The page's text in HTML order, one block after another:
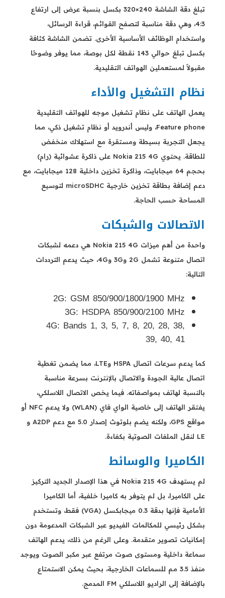
تبلغ دقة الشاشة 240×320 بكسل بنسبة عرض إلى ارتفاع
4:3، وهي دقة مناسبة لتصفح القوائم، قراءة الرسائل،
واستخدام الوظائف الأساسية الأخرى. تضمن الشاشة كثافة
بكسل تبلغ حوالي 143 نقطة لكل بوصة، مما يوفر وضوحًا
مقبولاً لمستعملين الهواتف التقليدية.
نظام التشغيل والأداء
يعمل الهاتف على نظام تشغيل موجه للهواتف التقليدية
Feature phone، وليس أندرويد أو نظام تشغيل ذكي، مما
يجعل التجربة بسيطة ومستقرة مع استهلاك منخفض
للطاقة. يحتوي Nokia 215 4G على ذاكرة عشوائية (رام)
بحجم 64 ميجابايت، وذاكرة تخزين داخلية 128 ميجابايت، مع
دعم إضافة بطاقة تخزين خارجية microSDHC لتوسيع
المساحة حسب الحاجة.
الاتصالات والشبكات
واحدة من أهم ميزات Nokia 215 4G هي دعمه لشبكات
اتصال متنوعة تشمل 2G و3G و4G، حيث يدعم الترددات
التالية:
2G: GSM 850/900/1800/1900 MHz
3G: HSDPA 850/900/2100 MHz
4G: Bands 1, 3, 5, 7, 8, 20, 28, 38,
39, 40, 41
كما يدعم سرعات اتصال HSPA وLTE، مما يضمن تغطية
اتصال عالية الجودة والاتصال بالإنترنت بسرعة مناسبة
بالنسبة لهاتف بمواصفاته. فيما يخص الاتصال اللاسلكي،
يفتقر الهاتف إلى خاصية الواي فاي (WLAN) ولا يدعم NFC أو
مواقع GPS، ولكنه يضم بلوتوث إصدار 5.0 مع دعم A2DP و
LE لنقل الملفات الصوتية بكفاءة.
الكاميرا والوسائط
لم يستهدف Nokia 215 4G في هذا الإصدار الجديد التركيز
على الكاميرا، بل لم يتوفر به كاميرا خلفية، أما الكاميرا
الأمامية فإنها بدقة 0.3 ميجابكسل (VGA) فقط، وتستخدم
بشكل رئيسي للمكالمات الفيديو عبر الشبكات المدعومة دون
إمكانيات تصوير متقدمة. وعلى الرغم من ذلك، يدعم الهاتف
سماعة داخلية ومستوى صوت مرتفع عبر مكبر الصوت ويوجد
منفذ 3.5 مم للسماعات الخارجية، بحيث يمكن الاستمتاع
بالإضافة إلى الراديو اللاسلكي FM المدمج.